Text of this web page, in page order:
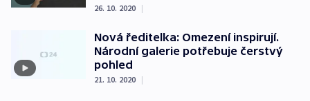
26. 10. 2020 |
Nová ředitelka: Omezení inspirují.
Národní galerie potřebuje čerstvý
pohled
21. 10. 2020 |